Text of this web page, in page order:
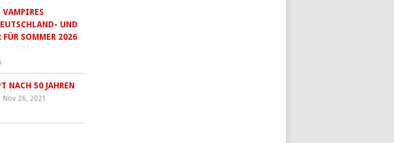
UND
FÜR SOMMER 2026
NACH 50 JAHREN
Nov 26, 2021